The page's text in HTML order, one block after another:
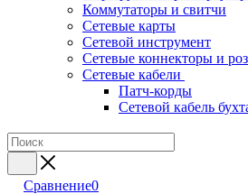
Коммутаторы и свитчи
Сетевые карты
Сетевой инструмент
Сетевые коннекторы и
Сетевые кабели
Патч-корды
Сетевой кабель
Сравнение0